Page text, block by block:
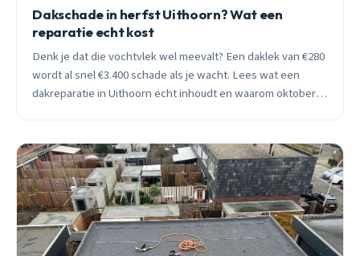
Dakschade in herfst Uithoorn? Wat een
reparatie echt kost
Denk je dat die vochtvlek wel meevalt? Een daklek van €280
wordt al snel €3.400 schade als je wacht. Lees wat een
dakreparatie in Uithoorn echt inhoudt en waarom oktober